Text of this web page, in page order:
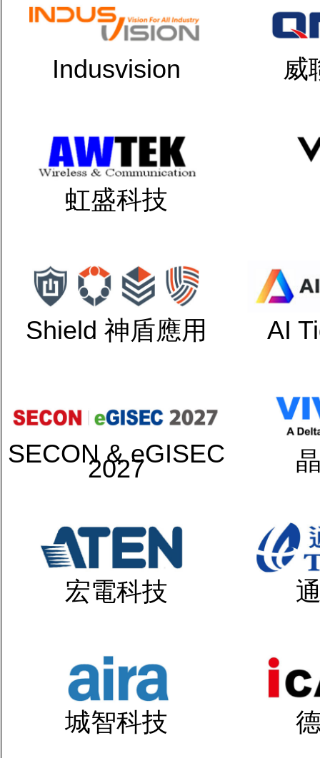
Indusvision 威
虹盛科技
Shield 神盾應用 AI
SECON & eGISEC
2027
宏電科技
城智科技